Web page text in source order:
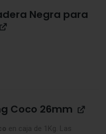
Negra para
Coco 26mm
en caja de 1Kg. Las